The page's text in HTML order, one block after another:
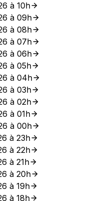
à 10h
à 09h
à 08h
à 07h
à 06h
à 05h
à 04h
à 03h
à 02h
à 01h
à 00h
à 23h
à 22h
à 21h
à 20h
à 19h
à 18h